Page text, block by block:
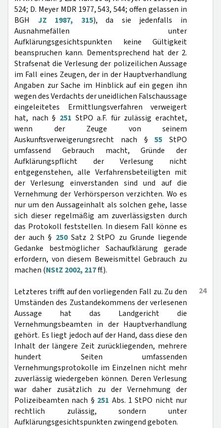
524; D. Meyer MDR 1977, 543, 544; offen gelassen in
BGH JZ 1987, 315), da sie jedenfalls in
Ausnahmefällen unter
Aufklärungsgesichtspunkten keine Gültigkeit
beanspruchen kann. Dementsprechend hat der 2.
Strafsenat die Verlesung der polizeilichen Aussage
im Fall eines Zeugen, der in der Hauptverhandlung
Angaben zur Sache im Hinblick auf ein gegen ihn
wegen des Verdachts der uneidlichen Falschaussage
eingeleitetes Ermittlungsverfahren verweigert
hat, nach § 251 StPO a.F. für zulässig erachtet,
wenn der Zeuge von seinem
Auskunftsverweigerungsrecht nach §55 StPO
umfassend Gebrauch macht, Gründe der
Aufklärungspflicht der Verlesung nicht
entgegenstehen, alle Verfahrensbeteiligten mit
der Verlesung einverstanden sind und auf die
Vernehmung der Verhörsperson verzichten. Wo es
nur um den Aussageinhalt als solchen gehe, lasse
sich dieser regelmäßig am zuverlässigsten durch
das Protokoll feststellen. In diesem Fall könne es
der auch § 250Satz 2 StPO zu Grunde liegende
Gedanke bestmöglicher Sachaufklärung gerade
erfordern, von diesem Beweismittel Gebrauch zu
machen (NStZ 2002, 217ff.).
24
Letzteres trifft auf den vorliegenden Fall zu. Zu den
Umständen des Zustandekommens der verlesenen
Aussage hat das Landgericht die
Vernehmungsbeamten in der Hauptverhandlung
gehört. Es liegt jedoch auf der Hand, dass diese den
Inhalt der längere Zeit zurückliegenden, mehrere
hundert Seiten umfassenden
Vernehmungsprotokolle im Einzelnen nicht mehr
zuverlässig wiedergeben können. Deren Verlesung
war daher zusätzlich zu der Vernehmung der
Polizeibeamten nach § 251 Abs. 1 StPO nicht nur
rechtlich zulässig, sondern unter
Aufklärungsgesichtspunkten zwingend geboten.